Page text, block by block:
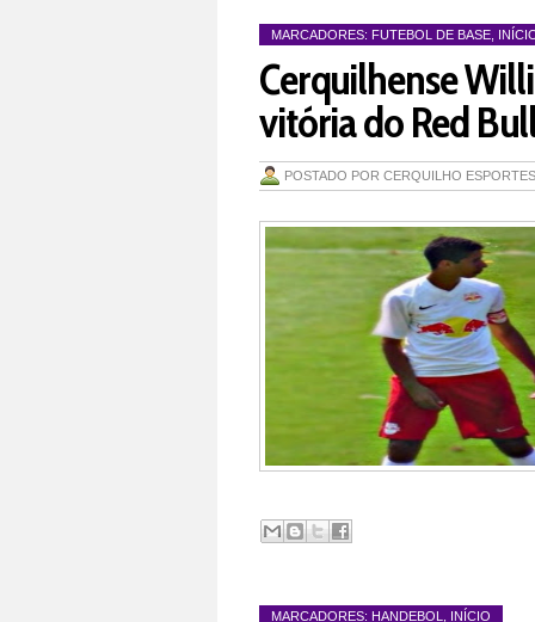
MARCADORES: FUTEBOL DE BASE
Cerquilhense
vitória do Red
POSTADO POR CERQUILHO ESPORTES
MARCADORES: HANDEBOL INÍCIO